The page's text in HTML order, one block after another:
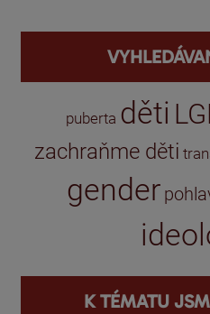
puberta děti
zachraňme děti
gender
K TÉMATU